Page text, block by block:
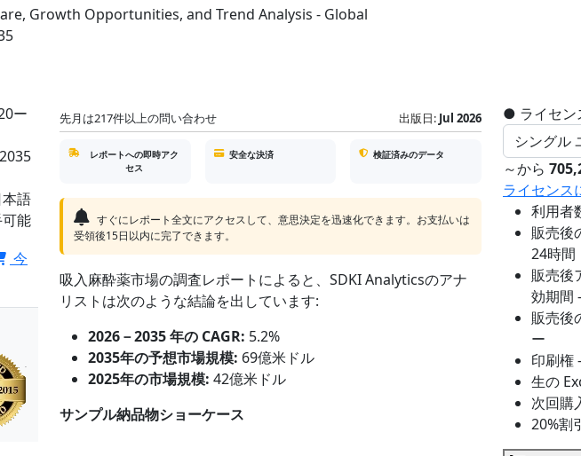
Growth Opportunities, and Trend Analysis - Global
ー
語
能
今
先月は217件以上の問い合わせ 出版日: Jul 2026
レポートへの即時アク
セス
安全な決済 検証済みのデータ
すぐにレポート全文にアクセスして、意思決定を迅速化できます。お支払いは
受領後15日以内に完了できます。
吸入麻酔薬市場の調査レポートによると、SDKI Analyticsのアナ
リストは次のような結論を出しています:
2026－2035 年の CAGR: 5.2%
2035年の予想市場規模: 69億米ドル
2025年の市場規模: 42億米ドル
サンプル納品物ショーケース
● ライセ
～から
ライセンス
利用者
販売後
24時間
販売後
効期間
販売後
ー
印刷権
生の
次回購
20%割